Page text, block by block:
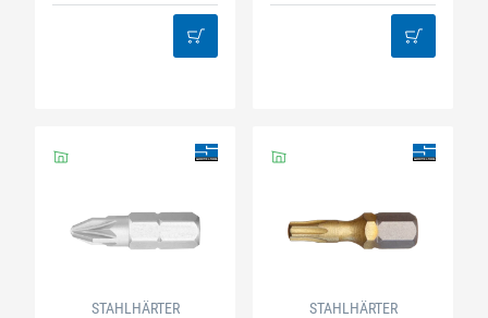
STAHLHÄRTER STAHLHÄRTER